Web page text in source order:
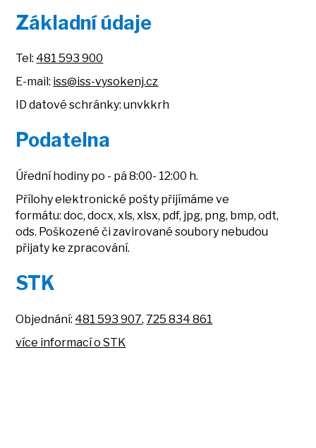
Základní údaje
Tel: 481 593 900
E-mail: iss@iss-vysokenj.cz
ID datové schránky: unvkkrh
Podatelna
Úřední hodiny po - pá 8:00- 12:00 h.
Přílohy elektronické pošty přijímáme ve
formátu: doc, docx, xls, xlsx, pdf, jpg, png, bmp, odt,
ods. Poškozené či zavirované soubory nebudou
přijaty ke zpracování.
STK
Objednání: 481 593 907,725 834 861
více informací o STK